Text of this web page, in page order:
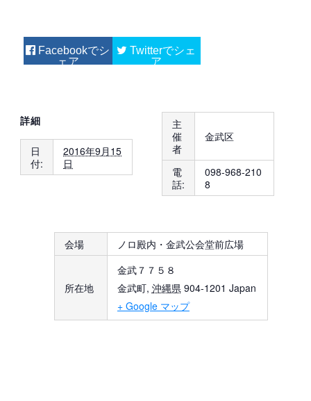
詳細
日
付:
2016年9月15
日
主
催
者
金武区
電
話:
098-968-210
8
会場 ノロ殿内・金武公会堂前広場
所在地
金武７７５８
金武町, 沖縄県 904-1201 Japan
+ Google マップ
Facebook Twitter